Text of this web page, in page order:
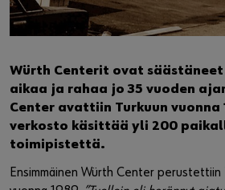
Würth Centerit ovat
aikaa ja rahaa jo 35 vuoden
Center avattiin Turkuun vuonna
verkosto käsittää yli 200
toimipistettä.
Ensimmäinen Würth Center